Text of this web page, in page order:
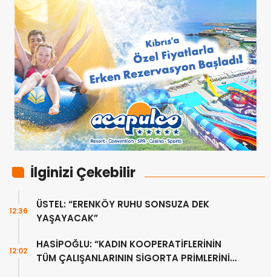
İlginizi Çekebilir
ÜSTEL: “ERENKÖY RUHU SONSUZA DEK
YAŞAYACAK”
12:36
HASİPOĞLU: “KADIN KOOPERATİFLERİNİN
TÜM ÇALIŞANLARININ SİGORTA PRİMLERİNİ
12:02